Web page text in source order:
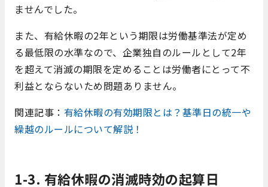
ませんでした。
また、有給休暇の2年という期限は労働基準法が定め
る最低限の水準なので、企業独自のルールとして2年
を超えて消滅の期限を定めることは労働者にとって不
利益とならないため問題ありません。
関連記事： 有給休暇の有効期限とは？基準日の統一や
繰越のルールについて解説！
1-3. 有給休暇の消滅時効の起算日